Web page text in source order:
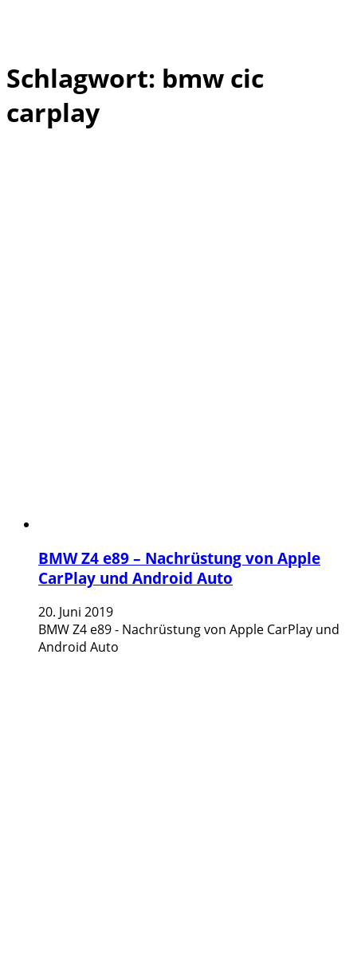
Schlagwort: bmw cic
carplay
BMW Z4 e89 – Nachrüstung von Apple
CarPlay und Android Auto
20. Juni 2019
BMW Z4 e89 - Nachrüstung von Apple CarPlay und
Android Auto